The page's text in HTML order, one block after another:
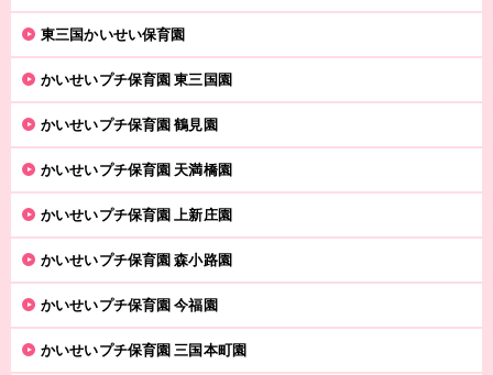
東三国かいせい保育園
かいせいプチ保育園 東三国園
かいせいプチ保育園 鶴見園
かいせいプチ保育園 天満橋園
かいせいプチ保育園 上新庄園
かいせいプチ保育園 森小路園
かいせいプチ保育園 今福園
かいせいプチ保育園 三国本町園